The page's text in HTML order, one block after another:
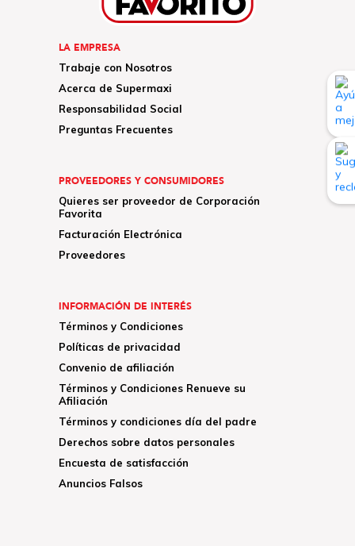
LA EMPRESA
Trabaje con Nosotros
Acerca de Supermaxi
Responsabilidad Social
Preguntas Frecuentes
PROVEEDORES Y CONSUMIDORES
Quieres ser proveedor de Corporación
Favorita
Facturación Electrónica
Proveedores
INFORMACIÓN DE INTERÉS
Términos y Condiciones
Políticas de privacidad
Convenio de afiliación
Términos y Condiciones Renueve su
Afiliación
Términos y condiciones día del padre
Derechos sobre datos personales
Encuesta de satisfacción
Anuncios Falsos